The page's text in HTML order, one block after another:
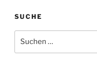
SUCHE
nach: